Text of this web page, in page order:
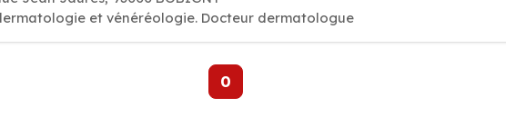
et vénéréologie. Docteur dermatologue
0